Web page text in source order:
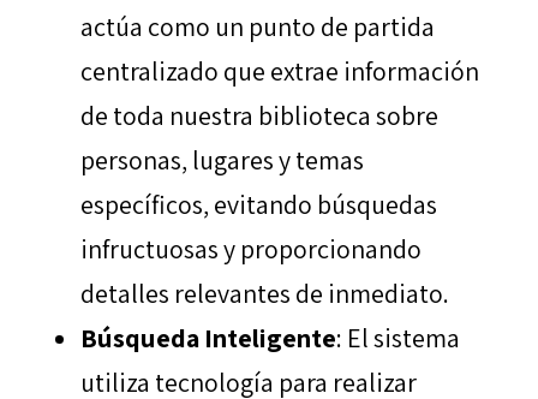
actúa como un punto de partida
centralizado que extrae información
de toda nuestra biblioteca sobre
personas, lugares y temas
específicos, evitando búsquedas
infructuosas y proporcionando
detalles relevantes de inmediato.
Búsqueda Inteligente: El sistema
utiliza tecnología para realizar